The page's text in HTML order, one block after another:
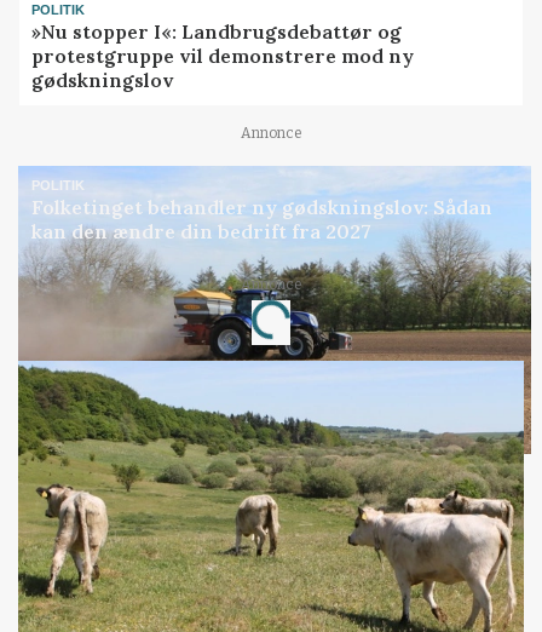
POLITIK
»Nu stopper I«: Landbrugsdebattør og
protestgruppe vil demonstrere mod ny
gødskningslov
Annonce
POLITIK
Folketinget behandler ny gødskningslov: Sådan
kan den ændre din bedrift fra 2027
Annonce
Loading...